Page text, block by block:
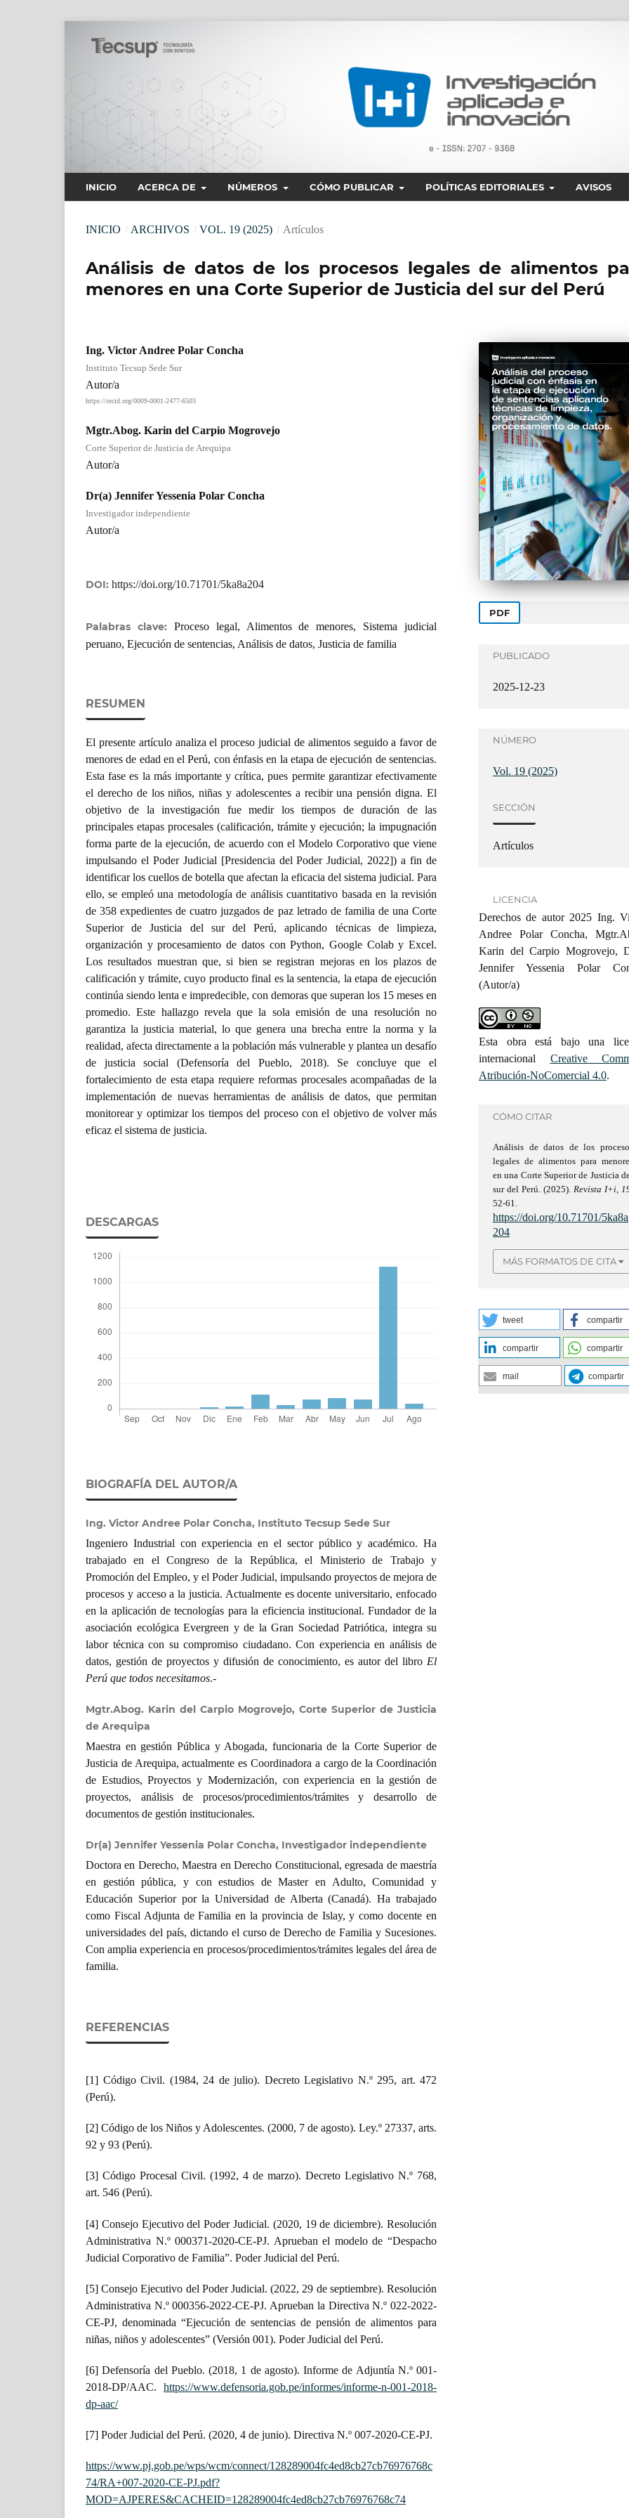
INICIO ACERCA DE NÚMEROS CÓMO PUBLICAR POLÍTICAS EDITORIALES AVISOS
INICIO / ARCHIVOS / VOL. 19 (2025) / Artículos
Análisis de datos de los procesos legales de alimentos
menores en una Corte Superior de Justicia del sur del Perú
Ing. Victor Andree Polar Concha
Instituto Tecsup Sede Sur
Autor/a
https://orcid.org/0009-0001-2477-6503
Mgtr.Abog. Karin del Carpio Mogrovejo
Corte Superior de Justicia de Arequipa
Autor/a
Dr(a) Jennifer Yessenia Polar Concha
Investigador independiente
Autor/a
DOI: https://doi.org/10.71701/5ka8a204
Palabras clave: Proceso legal, Alimentos de menores, Sistema judicial
peruano, Ejecución de sentencias, Análisis de datos, Justicia de familia
RESUMEN
El presente artículo analiza el proceso judicial de alimentos seguido a favor de
menores de edad en el Perú, con énfasis en la etapa de ejecución de sentencias.
Esta fase es la más importante y crítica, pues permite garantizar efectivamente
el derecho de los niños, niñas y adolescentes a recibir una pensión digna. El
objetivo de la investigación fue medir los tiempos de duración de las
principales etapas procesales (calificación, trámite y ejecución; la impugnación
forma parte de la ejecución, de acuerdo con el Modelo Corporativo que viene
impulsando el Poder Judicial [Presidencia del Poder Judicial, 2022]) a fin de
identificar los cuellos de botella que afectan la eficacia del sistema judicial. Para
ello, se empleó una metodología de análisis cuantitativo basada en la revisión
de 358 expedientes de cuatro juzgados de paz letrado de familia de una Corte
Superior de Justicia del sur del Perú, aplicando técnicas de limpieza,
organización y procesamiento de datos con Python, Google Colab y Excel.
Los resultados muestran que, si bien se registran mejoras en los plazos de
calificación y trámite, cuyo producto final es la sentencia, la etapa de ejecución
continúa siendo lenta e impredecible, con demoras que superan los 15 meses en
promedio. Este hallazgo revela que la sola emisión de una resolución no
garantiza la justicia material, lo que genera una brecha entre la norma y la
realidad, afecta directamente a la población más vulnerable y plantea un desafío
de justicia social (Defensoría del Pueblo, 2018). Se concluye que el
fortalecimiento de esta etapa requiere reformas procesales acompañadas de la
implementación de nuevas herramientas de análisis de datos, que permitan
monitorear y optimizar los tiempos del proceso con el objetivo de volver más
eficaz el sistema de justicia.
DESCARGAS
BIOGRAFÍA DEL AUTOR/A
Ing. Victor Andree Polar Concha, Instituto Tecsup Sede Sur
Ingeniero Industrial con experiencia en el sector público y académico. Ha
trabajado en el Congreso de la República, el Ministerio de Trabajo y
Promoción del Empleo, y el Poder Judicial, impulsando proyectos de mejora de
procesos y acceso a la justicia. Actualmente es docente universitario, enfocado
en la aplicación de tecnologías para la eficiencia institucional. Fundador de la
asociación ecológica Evergreen y de la Gran Sociedad Patriótica, integra su
labor técnica con su compromiso ciudadano. Con experiencia en análisis de
datos, gestión de proyectos y difusión de conocimiento, es autor del libro El
Perú que todos necesitamos.-
Mgtr.Abog. Karin del Carpio Mogrovejo, Corte Superior de Justicia
de Arequipa
Maestra en gestión Pública y Abogada, funcionaria de la Corte Superior de
Justicia de Arequipa, actualmente es Coordinadora a cargo de la Coordinación
de Estudios, Proyectos y Modernización, con experiencia en la gestión de
proyectos, análisis de procesos/procedimientos/trámites y desarrollo de
documentos de gestión institucionales.
Dr(a) Jennifer Yessenia Polar Concha, Investigador independiente
Doctora en Derecho, Maestra en Derecho Constitucional, egresada de maestría
en gestión pública, y con estudios de Master en Adulto, Comunidad y
Educación Superior por la Universidad de Alberta (Canadá). Ha trabajado
como Fiscal Adjunta de Familia en la provincia de Islay, y como docente en
universidades del país, dictando el curso de Derecho de Familia y Sucesiones.
Con amplia experiencia en procesos/procedimientos/trámites legales del área de
familia.
REFERENCIAS
[1] Código Civil. (1984, 24 de julio). Decreto Legislativo N.º 295, art. 472
(Perú).
[2] Código de los Niños y Adolescentes. (2000, 7 de agosto). Ley.º 27337, arts.
92 y 93 (Perú).
[3] Código Procesal Civil. (1992, 4 de marzo). Decreto Legislativo N.º 768,
art. 546 (Perú).
[4] Consejo Ejecutivo del Poder Judicial. (2020, 19 de diciembre). Resolución
Administrativa N.º 000371-2020-CE-PJ. Aprueban el modelo de “Despacho
Judicial Corporativo de Familia”. Poder Judicial del Perú.
[5] Consejo Ejecutivo del Poder Judicial. (2022, 29 de septiembre). Resolución
Administrativa N.º 000356-2022-CE-PJ. Aprueban la Directiva N.º 022-2022-
CE-PJ, denominada “Ejecución de sentencias de pensión de alimentos para
niñas, niños y adolescentes” (Versión 001). Poder Judicial del Perú.
[6] Defensoría del Pueblo. (2018, 1 de agosto). Informe de Adjuntía N.º 001-
2018-DP/AAC. https://www.defensoria.gob.pe/informes/informe-n-001-2018-
dp-aac/
[7] Poder Judicial del Perú. (2020, 4 de junio). Directiva N.º 007-2020-CE-PJ.
https://www.pj.gob.pe/wps/wcm/connect/128289004fc4ed8cb27cb76976768c
74/RA+007-2020-CE-PJ.pdf?
MOD=AJPERES&CACHEID=128289004fc4ed8cb27cb76976768c74
PDF
PUBLICADO
2025-12-23
NÚMERO
Vol. 19 (2025)
SECCIÓN
Artículos
LICENCIA
Derechos de autor 2025 Ing.
Andree Polar Concha,
Karin del Carpio Mogrovejo,
Jennifer Yessenia Polar
(Autor/a)
Esta obra está bajo una
internacional Creative
Atribución-NoComercial 4.0.
CÓMO CITAR
Análisis de datos de los
legales de alimentos para
en una Corte Superior de Justicia
sur del Perú. (2025). Revista I+i,
52-61.
https://doi.org/10.71701/5ka8a
204
MÁS FORMATOS DE CITA
tweet compartir
compartir compartir
mail compartir